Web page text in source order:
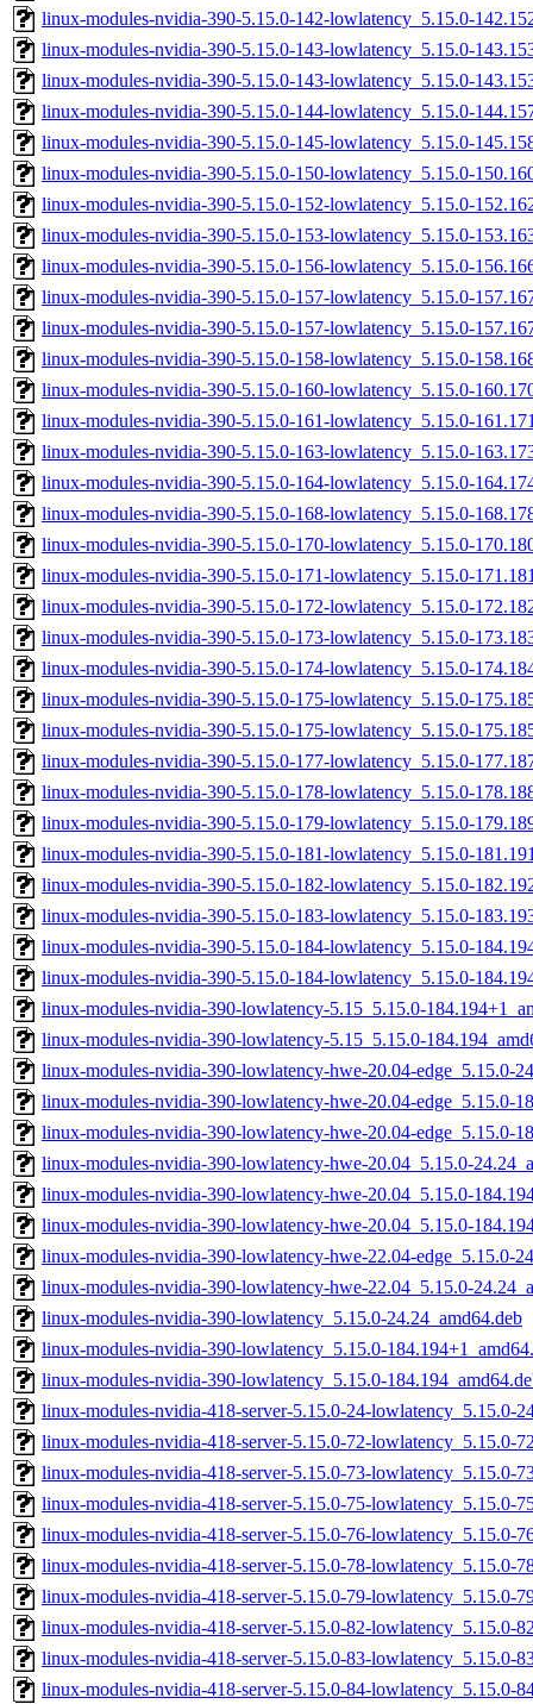
linux-modules-nvidia-390-5.15.0-142-lowlatency_5.15.0-
linux-modules-nvidia-390-5.15.0-143-lowlatency_5.15.0-
linux-modules-nvidia-390-5.15.0-143-lowlatency_5.15.0-
linux-modules-nvidia-390-5.15.0-144-lowlatency_5.15.0-
linux-modules-nvidia-390-5.15.0-145-lowlatency_5.15.0-
linux-modules-nvidia-390-5.15.0-150-lowlatency_5.15.0-
linux-modules-nvidia-390-5.15.0-152-lowlatency_5.15.0-
linux-modules-nvidia-390-5.15.0-153-lowlatency_5.15.0-
linux-modules-nvidia-390-5.15.0-156-lowlatency_5.15.0-
linux-modules-nvidia-390-5.15.0-157-lowlatency_5.15.0-
linux-modules-nvidia-390-5.15.0-157-lowlatency_5.15.0-
linux-modules-nvidia-390-5.15.0-158-lowlatency_5.15.0-
linux-modules-nvidia-390-5.15.0-160-lowlatency_5.15.0-
linux-modules-nvidia-390-5.15.0-161-lowlatency_5.15.0-
linux-modules-nvidia-390-5.15.0-163-lowlatency_5.15.0-
linux-modules-nvidia-390-5.15.0-164-lowlatency_5.15.0-
linux-modules-nvidia-390-5.15.0-168-lowlatency_5.15.0-
linux-modules-nvidia-390-5.15.0-170-lowlatency_5.15.0-
linux-modules-nvidia-390-5.15.0-171-lowlatency_5.15.0-
linux-modules-nvidia-390-5.15.0-172-lowlatency_5.15.0-
linux-modules-nvidia-390-5.15.0-173-lowlatency_5.15.0-
linux-modules-nvidia-390-5.15.0-174-lowlatency_5.15.0-
linux-modules-nvidia-390-5.15.0-175-lowlatency_5.15.0-
linux-modules-nvidia-390-5.15.0-175-lowlatency_5.15.0-
linux-modules-nvidia-390-5.15.0-177-lowlatency_5.15.0-
linux-modules-nvidia-390-5.15.0-178-lowlatency_5.15.0-
linux-modules-nvidia-390-5.15.0-179-lowlatency_5.15.0-
linux-modules-nvidia-390-5.15.0-181-lowlatency_5.15.0-
linux-modules-nvidia-390-5.15.0-182-lowlatency_5.15.0-
linux-modules-nvidia-390-5.15.0-183-lowlatency_5.15.0-
linux-modules-nvidia-390-5.15.0-184-lowlatency_5.15.0-
linux-modules-nvidia-390-5.15.0-184-lowlatency_5.15.0-
linux-modules-nvidia-390-lowlatency-5.15_5.15.0-
linux-modules-nvidia-390-lowlatency-5.15_5.15.0-
linux-modules-nvidia-390-lowlatency-hwe-20.04-edge_5.15.0-
linux-modules-nvidia-390-lowlatency-hwe-20.04-edge_5.15.0-
linux-modules-nvidia-390-lowlatency-hwe-20.04-edge_5.15.0-
linux-modules-nvidia-390-lowlatency-hwe-20.04_5.15.0-
linux-modules-nvidia-390-lowlatency-hwe-20.04_5.15.0-
linux-modules-nvidia-390-lowlatency-hwe-20.04_5.15.0-
linux-modules-nvidia-390-lowlatency-hwe-22.04-edge_5.15.0-
linux-modules-nvidia-390-lowlatency-hwe-22.04_5.15.0-
linux-modules-nvidia-390-lowlatency_5.15.0-24.24_amd64.deb
linux-modules-nvidia-390-lowlatency_5.15.0-
linux-modules-nvidia-390-lowlatency_5.15.0-
linux-modules-nvidia-418-server-5.15.0-24-lowlatency_5.15.0-
linux-modules-nvidia-418-server-5.15.0-72-lowlatency_5.15.0-
linux-modules-nvidia-418-server-5.15.0-73-lowlatency_5.15.0-
linux-modules-nvidia-418-server-5.15.0-75-lowlatency_5.15.0-
linux-modules-nvidia-418-server-5.15.0-76-lowlatency_5.15.0-
linux-modules-nvidia-418-server-5.15.0-78-lowlatency_5.15.0-
linux-modules-nvidia-418-server-5.15.0-79-lowlatency_5.15.0-
linux-modules-nvidia-418-server-5.15.0-82-lowlatency_5.15.0-
linux-modules-nvidia-418-server-5.15.0-83-lowlatency_5.15.0-
linux-modules-nvidia-418-server-5.15.0-84-lowlatency_5.15.0-